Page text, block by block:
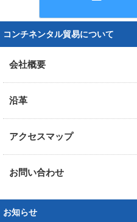
コンチネンタル貿易について
会社概要
沿革
アクセスマップ
お問い合わせ
お知らせ